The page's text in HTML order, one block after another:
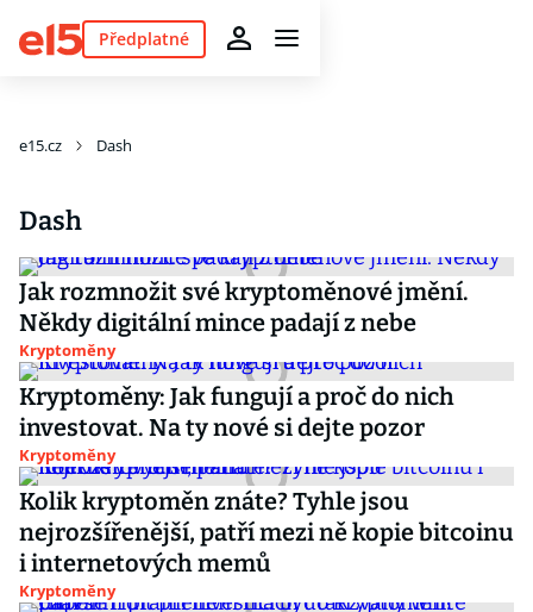
Předplatné
e15.cz Dash
Dash
Jak rozmnožit své kryptoměnové jmění.
Někdy digitální mince padají z nebe
Kryptoměny
Kryptoměny: Jak fungují a proč do nich
investovat. Na ty nové si dejte pozor
Kryptoměny
Kolik kryptoměn znáte? Tyhle jsou
nejrozšířenější, patří mezi ně kopie bitcoinu
i internetových memů
Kryptoměny